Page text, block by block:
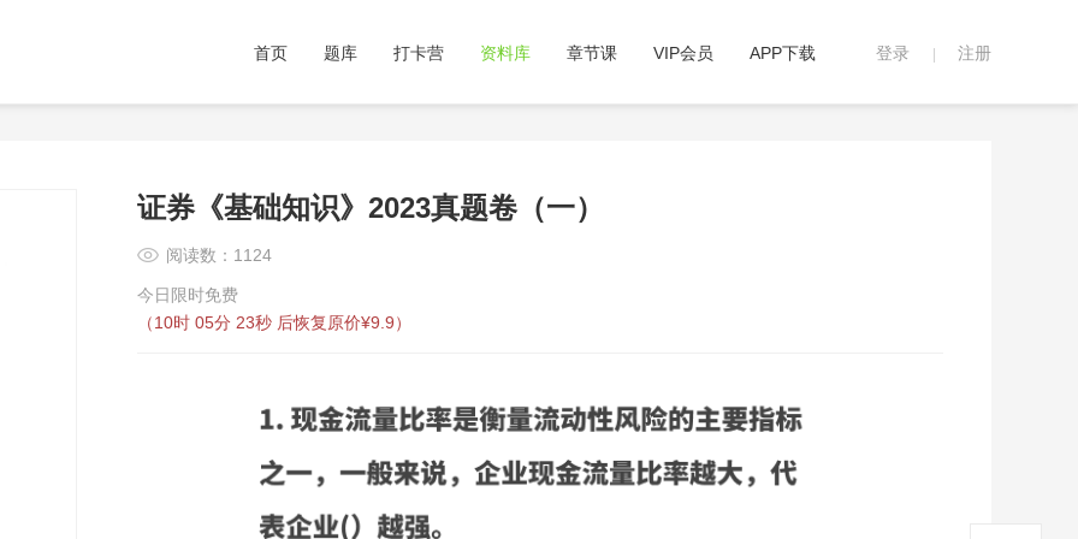
登录 注册
首页 题库 打卡营 资料库 章节课 VIP会员 APP下载
证券《基础知识》2023真题卷（一）
阅读数：1124
今日限时免费
（10时 05分 23秒 后恢复原价¥9.9）